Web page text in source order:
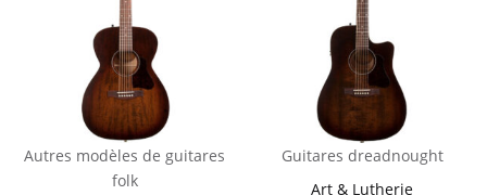
Autres modèles de guitares
folk
Guitares dreadnought
Art & Lutherie